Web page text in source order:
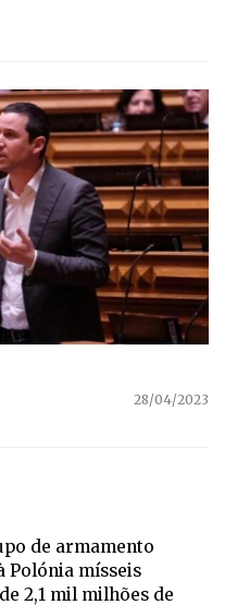
28/04/2023
de armamento
Polónia mísseis
2,1 mil milhões de